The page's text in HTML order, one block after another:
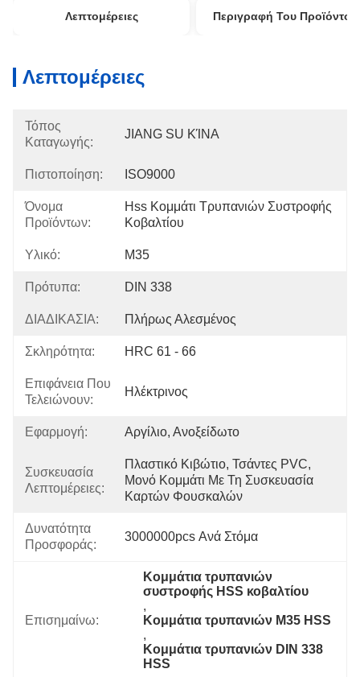
Λεπτομέρειες Περιγραφή Του Προϊόντος
Λεπτομέρειες
Τόπος
Καταγωγής:
JIANG SU ΚΊΝΑ
Πιστοποίηση: ISO9000
Όνομα
Προϊόντων:
Hss Κομμάτι Τρυπανιών Συστροφής
Κοβαλτίου
Υλικό: M35
Πρότυπα: DIN 338
ΔΙΑΔΙΚΑΣΙΑ: Πλήρως Αλεσμένος
Σκληρότητα: HRC 61 - 66
Επιφάνεια Που
Τελειώνουν:
Ηλέκτρινος
Εφαρμογή: Αργίλιο, Ανοξείδωτο
Συσκευασία
Λεπτομέρειες:
Πλαστικό Κιβώτιο, Τσάντες PVC,
Μονό Κομμάτι Με Τη Συσκευασία
Καρτών Φουσκαλών
Δυνατότητα
Προσφοράς:
3000000pcs Ανά Στόμα
Επισημαίνω:
Κομμάτια τρυπανιών
συστροφής HSS κοβαλτίου
,
Κομμάτια τρυπανιών M35 HSS
,
Κομμάτια τρυπανιών DIN 338
HSS